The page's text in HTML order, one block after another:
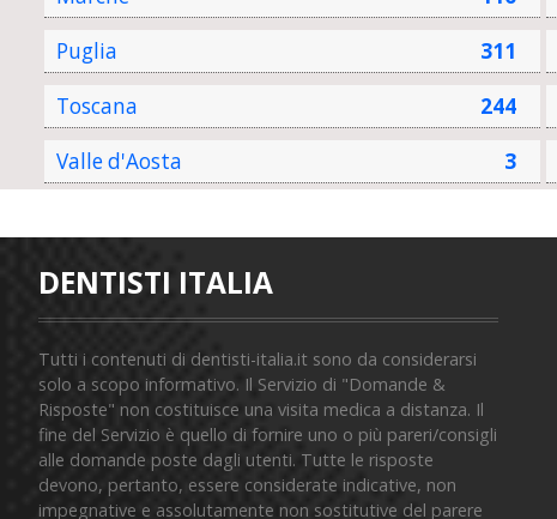
Puglia
311
Toscana
244
Valle d'Aosta
3
DENTISTI ITALIA
Tutti i contenuti di dentisti-italia.it sono da considerarsi
solo a scopo informativo. Il Servizio di "Domande &
Risposte" non costituisce una visita medica a distanza. Il
fine del Servizio è quello di fornire uno o più pareri/consigli
alle domande poste dagli utenti. Tutte le risposte
devono, pertanto, essere considerate indicative, non
impegnative e assolutamente non sostitutive del parere